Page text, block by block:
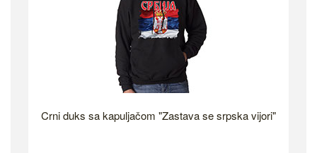
Crni duks sa kapuljačom "Zastava se srpska vijori"